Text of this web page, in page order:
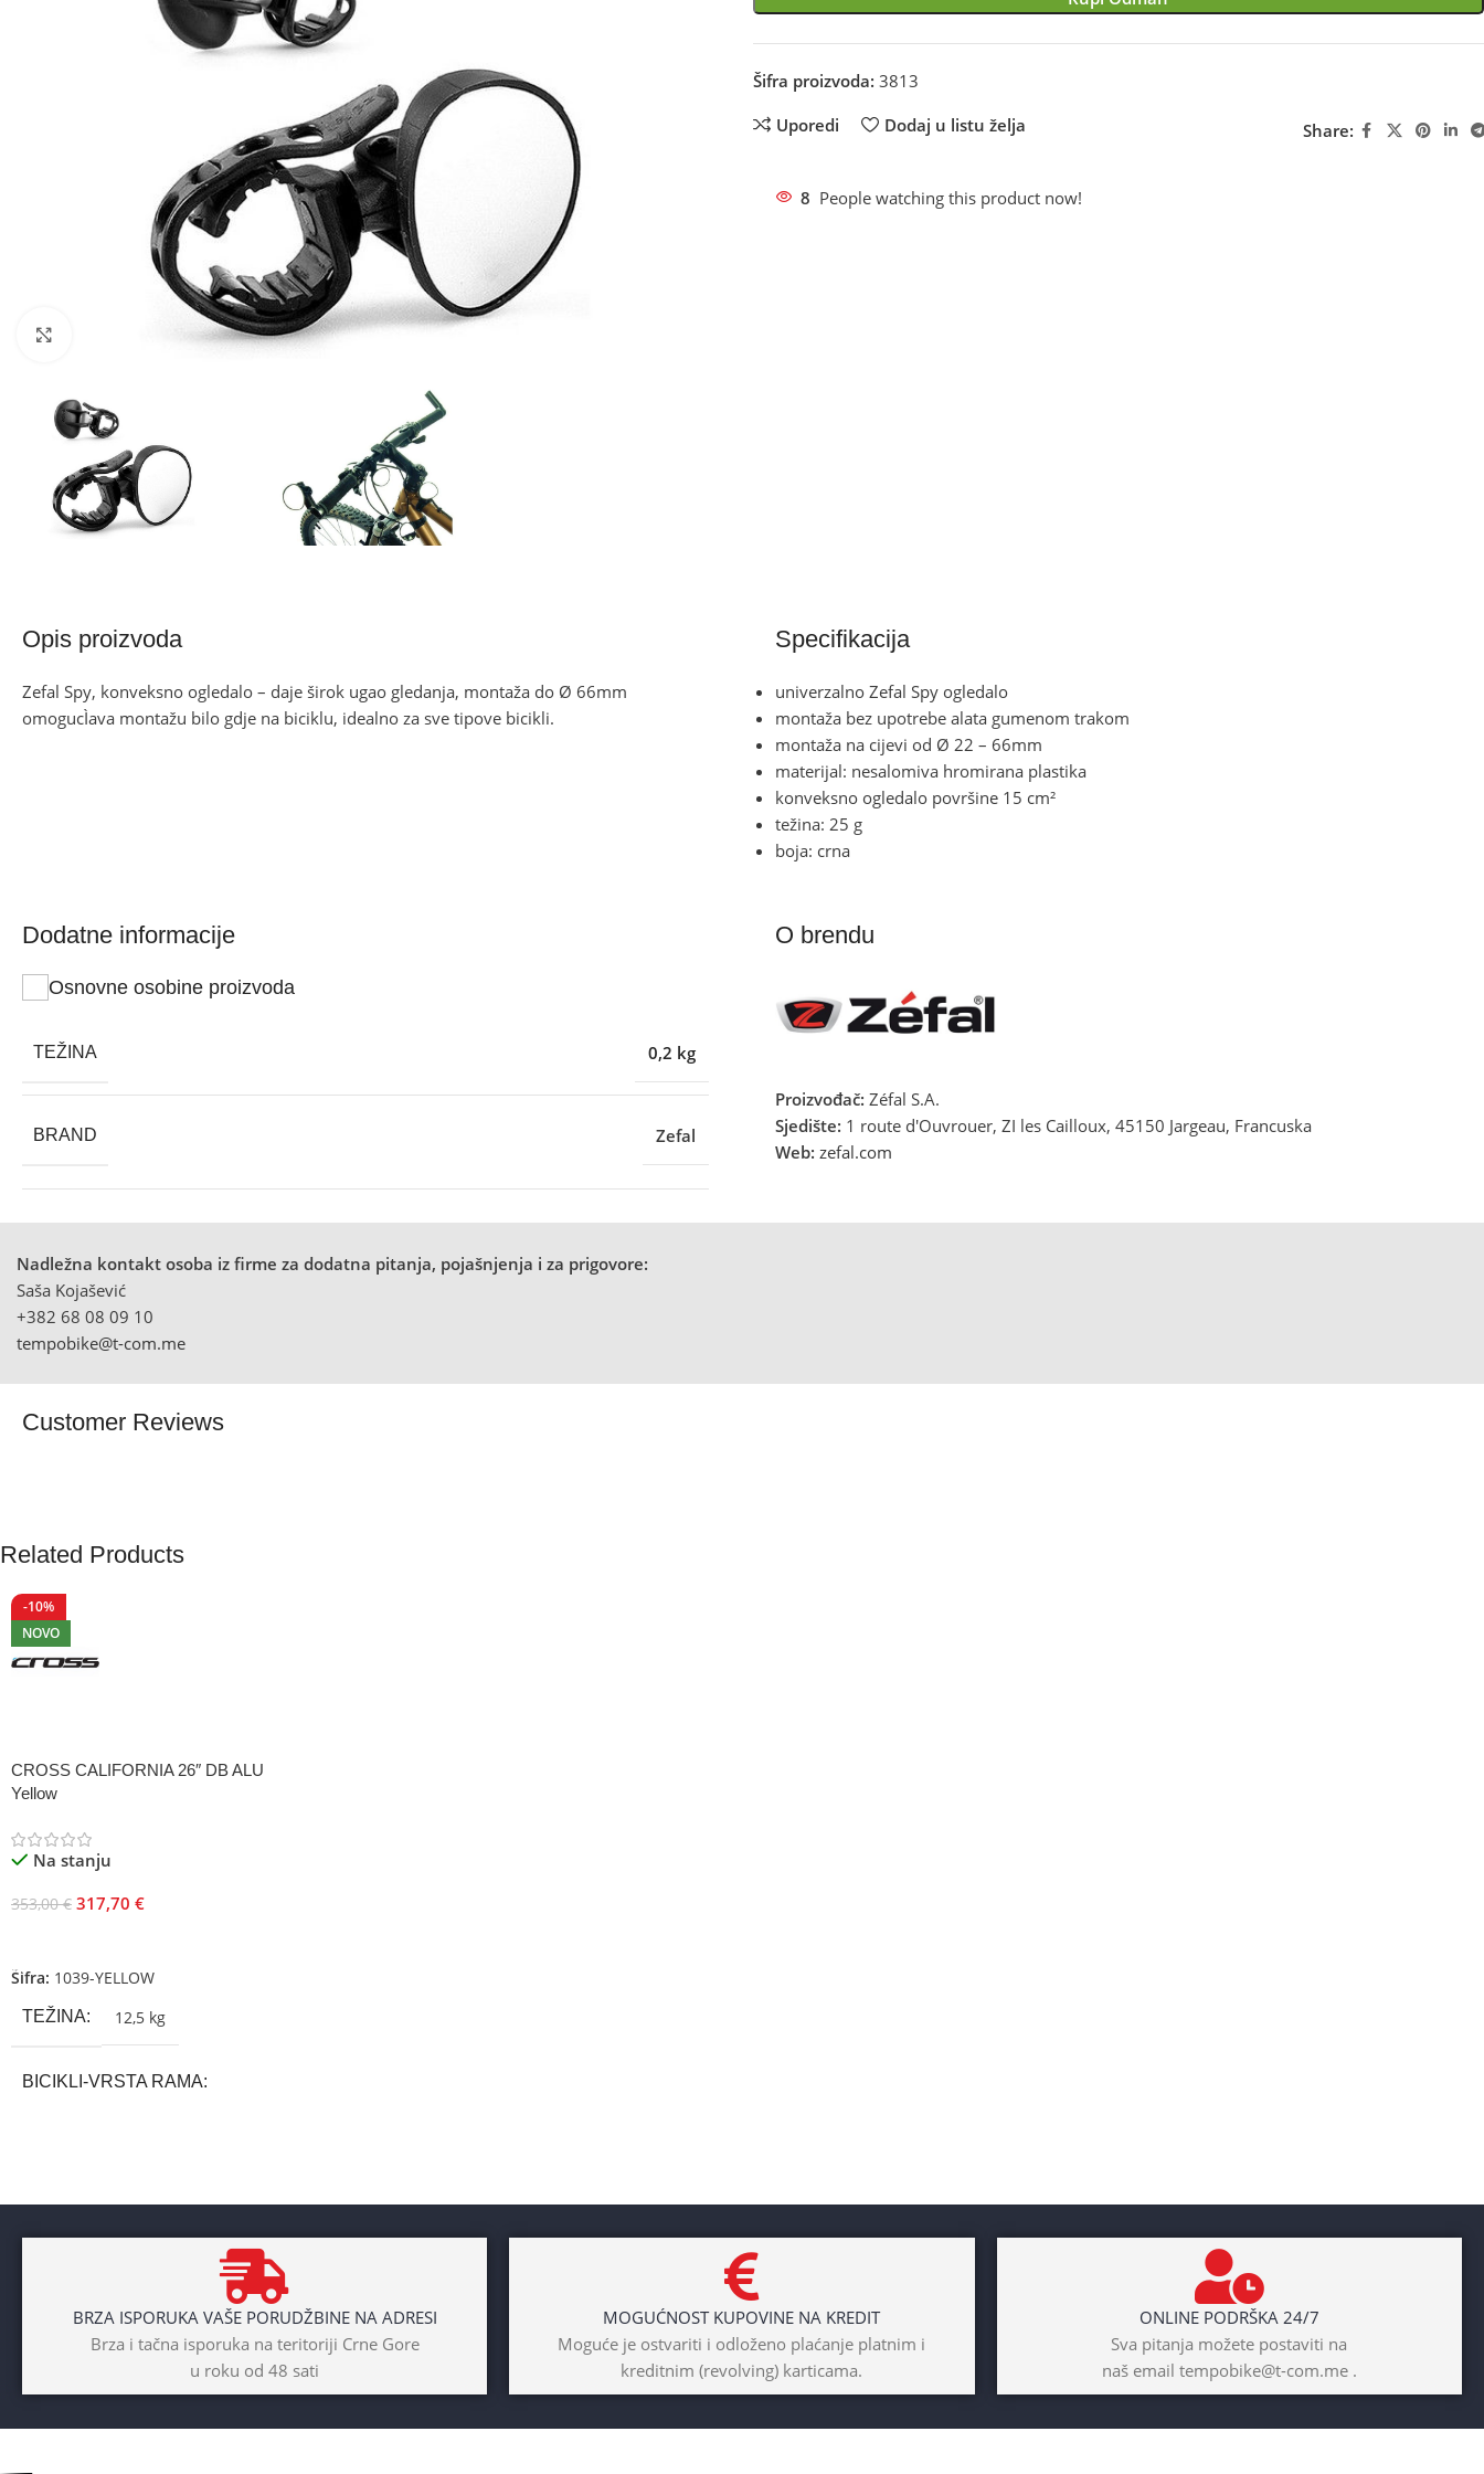
Kliknite za uvećanje
Šifra proizvoda: 3813
Uporedi Dodaj u listu želja Share:
8 People watching this product now!
Opis proizvoda
Zefal Spy, konveksno ogledalo – daje širok ugao gledanja, montaža do Ø 66mm
omogucÌava montažu bilo gdje na biciklu, idealno za sve tipove bicikli.
Specifikacija
univerzalno Zefal Spy ogledalo
montaža bez upotrebe alata gumenom trakom
montaža na cijevi od Ø 22 – 66mm
materijal: nesalomiva hromirana plastika
konveksno ogledalo površine 15 cm²
težina: 25 g
boja: crna
Dodatne informacije
Osnovne osobine proizvoda
TEŽINA 0,2 kg
BRAND Zefal
O brendu
Proizvođač: Zéfal S.A.
Sjedište: 1 route d'Ouvrouer, ZI les Cailloux, 45150 Jargeau, Francuska
Web: zefal.com
Nadležna kontakt osoba iz firme za dodatna pitanja, pojašnjenja i za prigovore:
Saša Kojašević
+382 68 08 09 10
tempobike@t-com.me
Customer Reviews
Related Products
-10%
NOVO
CROSS CALIFORNIA 26″ DB ALU
Yellow
Na stanju
353,00€ 317,70 €
Šifra: 1039-YELLOW
TEŽINA 12,5 kg
BICIKLI-VRSTA RAMA
BRAND Cross
Dječaci,Djevojčice,Unisex
BRZA ISPORUKA VAŠE PORUDŽBINE NA ADRESI
Brza i tačna isporuka na teritoriji Crne Gore
u roku od 48 sati
MOGUĆNOST KUPOVINE NA KREDIT
Moguće je ostvariti i odloženo plaćanje platnim i
kreditnim (revolving) karticama.
ONLINE PODRŠKA 24/7
Sva pitanja možete postaviti na
naš email tempobike@t-com.me .